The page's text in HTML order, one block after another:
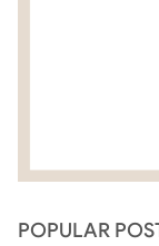
POPULAR